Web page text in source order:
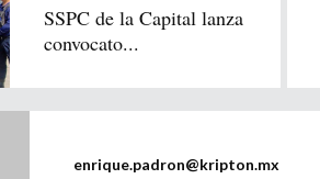
SSPC de la Capital lanza
convocato...
enrique.padron@kripton.mx